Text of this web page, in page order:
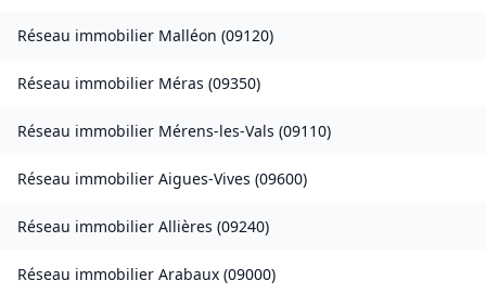
Réseau immobilier Malléon (09120)
Réseau immobilier Méras (09350)
Réseau immobilier Mérens-les-Vals (09110)
Réseau immobilier Aigues-Vives (09600)
Réseau immobilier Allières (09240)
Réseau immobilier Arabaux (09000)